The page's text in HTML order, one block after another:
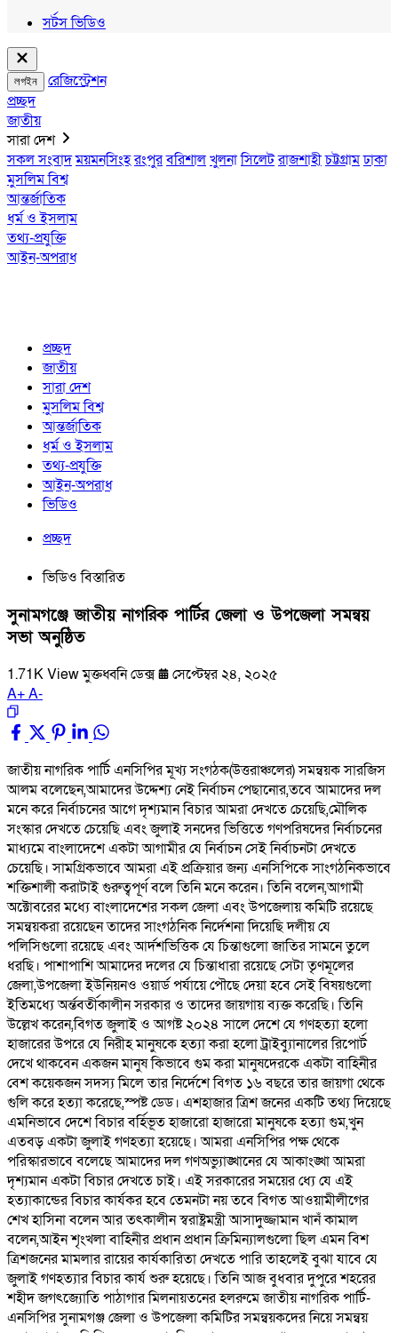
সর্টস ভিডিও
লগইন
রেজিস্ট্রেশন
প্রচ্ছদ
জাতীয়
সারা দেশ
সকল সংবাদময়মনসিংহরংপুরবরিশালখুলনাসিলেটরাজশাহীচট্টগ্রামঢাকা
মুসলিম বিশ্ব
আন্তর্জাতিক
ধর্ম ও ইসলাম
তথ্য-প্রযুক্তি
আইন-অপরাধ
প্রচ্ছদ
জাতীয়
সারা দেশ
মুসলিম বিশ্ব
আন্তর্জাতিক
ধর্ম ও ইসলাম
তথ্য-প্রযুক্তি
আইন-অপরাধ
ভিডিও
প্রচ্ছদ
ভিডিও বিস্তারিত
সুনামগঞ্জে জাতীয় নাগরিক পার্টির জেলা ও উপজেলা সমন্বয়
সভা অনুষ্ঠিত
1.71K Viewমুক্তধ্বনি ডেক্স
সেপ্টেম্বর ২৪, ২০২৫
A+A-
জাতীয় নাগরিক পার্টি এনসিপির মূখ্য সংগঠক(উত্তরাঞ্চলের) সমন্বয়ক সারজিস
আলম বলেছেন,আমাদের উদ্দেশ্য নেই নির্বাচন পেছানোর,তবে আমাদের দল
মনে করে নির্বাচনের আগে দৃশ্যমান বিচার আমরা দেখতে চেয়েছি,মৌলিক
সংস্কার দেখতে চেয়েছি এবং জুলাই সনদের ভিত্তিতে গণপরিষদের নির্বাচনের
মাধ্যমে বাংলাদেশে একটা আগামীর যে নির্বাচন সেই নির্বাচনটা দেখতে
চেয়েছি। সামগ্রিকভাবে আমরা এই প্রক্রিয়ার জন্য এনসিপিকে সাংগঠনিকভাবে
শক্তিশালী করাটাই গুরুত্বপূর্ণ বলে তিনি মনে করেন। তিনি বলেন,আগামী
অক্টোবরের মধ্যে বাংলাদেশের সকল জেলা এবং উপজেলায় কমিটি রয়েছে
সমন্বয়করা রয়েছেন তাদের সাংগঠনিক নির্দেশনা দিয়েছি দলীয় যে
পলিসিগুলো রয়েছে এবং আর্দশভিত্তিক যে চিন্তাগুলো জাতির সামনে তুলে
ধরছি। পাশাপাশি আমাদের দলের যে চিন্তাধারা রয়েছে সেটা তৃণমূলের
জেলা,উপজেলা ইউনিয়নও ওয়ার্ড পর্যায়ে পৌছে দেয়া হবে সেই বিষয়গুলো
ইতিমধ্যে অর্ন্তবর্তীকালীন সরকার ও তাদের জায়গায় ব্যক্ত করেছি। তিনি
উল্লেখ করেন,বিগত জুলাই ও আগষ্ট ২০২৪ সালে দেশে যে গণহত্যা হলো
হাজারের উপরে যে নিরীহ মানুষকে হত্যা করা হলো ট্রাইব্যুানালের রিপোর্ট
দেখে থাকবেন একজন মানুষ কিভাবে গুম করা মানুষদেরকে একটা বাহিনীর
বেশ কয়েকজন সদস্য মিলে তার নির্দেশে বিগত ১৬ বছরে তার জায়গা থেকে
গুলি করে হত্যা করেছে,স্পষ্ট ডেড। এশহাজার ত্রিশ জনের একটি তথ্য দিয়েছে
এমনিভাবে দেশে বিচার বর্হিভূত হাজারো হাজারো মানুষকে হত্যা গুম,খুন
এতবড় একটা জুলাই গণহত্যা হয়েছে। আমরা এনসিপির পক্ষ থেকে
পরিস্কারভাবে বলেছে আমাদের দল গণঅভ্যুাঙ্খানের যে আকাংঙ্খা আমরা
দৃশ্যমান একটা বিচার দেখতে চাই। এই সরকারের সময়ের ধ্যে যে এই
হত্যাকান্ডের বিচার কার্যকর হবে তেমনটা নয় তবে বিগত আওয়ামীলীগের
শেখ হাসিনা বলেন আর তৎকালীন স্বরাষ্ট্রমন্ত্রী আসাদুজ্জামান খানঁ কামাল
বলেন,আইন শৃংখলা বাহিনীর প্রধান প্রধান ক্রিমিন্যালগুলো ছিল এমন বিশ
ত্রিশজনের মামলার রায়ের কার্যকারিতা দেখতে পারি তাহলেই বুঝা যাবে যে
জুলাই গণহত্যার বিচার কার্য শুরু হয়েছে। তিনি আজ বুধবার দুপুরে শহরের
শহীদ জগৎজ্যোতি পাঠাগার মিলনায়তনের হলরুমে জাতীয় নাগরিক পার্টি-
এনসিপির সুনামগঞ্জ জেলা ও উপজেলা কমিটির সমন্বয়কদের নিয়ে সমন্বয়